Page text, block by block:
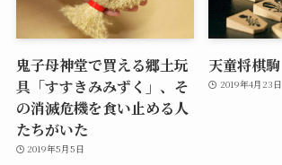
鬼子母神堂で買える郷土玩
具「すすきみみずく」、そ
の消滅危機を食い止める人
たちがいた
2019年5月5日
天童将棋駒
2019年4月23日